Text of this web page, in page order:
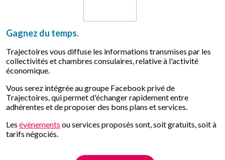
Gagnez du temps.
Trajectoires vous diffuse les informations transmises par les
collectivités et chambres consulaires, relative à l'activité
économique.
Vous serez intégrée au groupe Facebook privé de
Trajectoires, qui permet d'échanger rapidement entre
adhérentes et de proposer des bons plans et services.
Les évènements ou services proposés sont, soit gratuits, soit à
tarifs négociés.